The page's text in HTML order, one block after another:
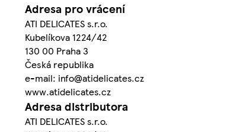
Adresa pro vrácení
ATI DELICATES s.r.o.
Kubelíkova 1224/42
130 00 Praha 3
Česká republika
e-mail: info@atidelicates.cz
www.atidelicates.cz
Adresa distributora
ATI DELICATES s.r.o.